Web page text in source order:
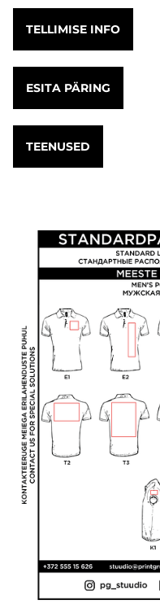
TELLIMISE INFO
ESITA PÄRING
TEENUSED